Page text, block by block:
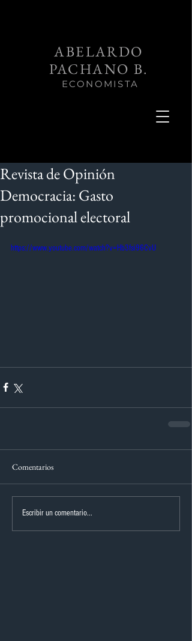
ABELARDO
PACHANO B.
ECONOMISTA
Revista de Opinión
Democracia: Gasto
promocional electoral
https://www.youtube.com/watch?v=Hb3fsi96CvU
Comentarios
Escribir un comentario...